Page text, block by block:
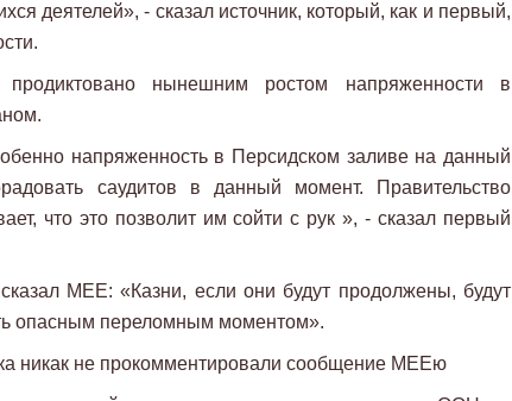
деятелей», - сказал источник, который, как и первый,
нынешним ростом напряженности в
напряженность в Персидском заливе на данный
саудитов в данный момент. Правительство
что это позволит им сойти с рук », - сказал первый
MEE: «Казни, если они будут продолжены, будут
опасным переломным моментом».
никак не прокомментировали сообщение МЕЕю